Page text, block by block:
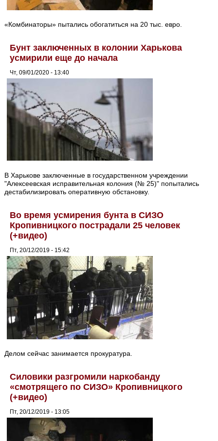
«Комбинаторы» пытались обогатиться на 20 тыс. евро.
Бунт заключенных в колонии Харькова
усмирили еще до начала
Чт, 09/01/2020 - 13:40
В Харькове заключенные в государственном учреждении
"Алексеевская исправительная колония (№ 25)" попытались
дестабилизировать оперативную обстановку.
Во время усмирения бунта в СИЗО
Кропивницкого пострадали 25 человек
(+видео)
Пт, 20/12/2019 - 15:42
Делом сейчас занимается прокуратура.
Силовики разгромили наркобанду
«смотрящего по СИЗО» Кропивницкого
(+видео)
Пт, 20/12/2019 - 13:05